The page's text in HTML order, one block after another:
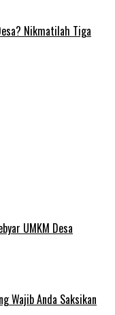
Nikmatilah Tiga
UMKM Desa
Wajib Anda Saksikan